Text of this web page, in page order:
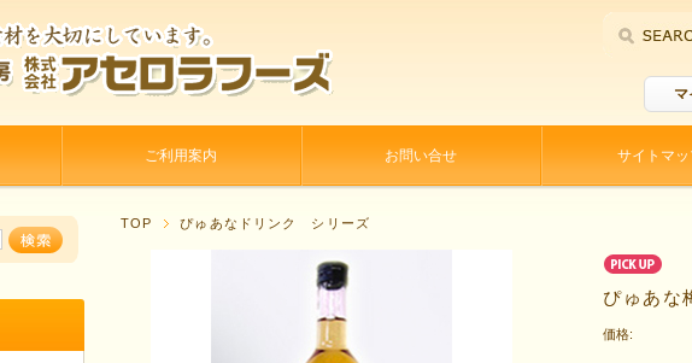
マ
ご利用案内 お問い合せ サイトマッ
TOP ぴゅあなドリンク シリーズ
ぴゅあな
価格: